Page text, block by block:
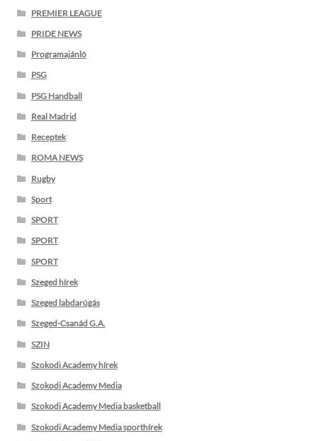
PREMIER LEAGUE
PRIDE NEWS
Programajánló
PSG
PSG Handball
Real Madrid
Receptek
ROMA NEWS
Rugby
Sport
SPORT
SPORT
SPORT
Szeged hírek
Szeged labdarúgás
Szeged-Csanád G.A.
SZIN
Szokodi Academy hírek
Szokodi Academy Media
Szokodi Academy Media basketball
Szokodi Academy Media sporthírek